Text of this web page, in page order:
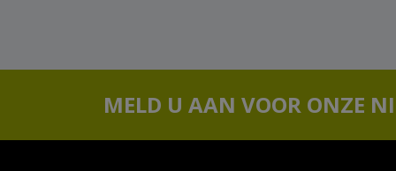
MELD U AAN VOOR ONZE